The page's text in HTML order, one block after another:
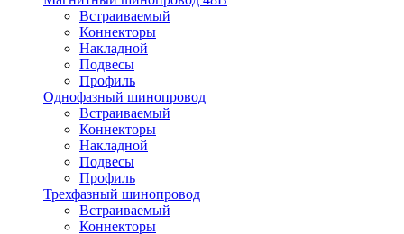
Встраиваемый
Коннекторы
Накладной
Подвесы
Профиль
Однофазный шинопровод
Встраиваемый
Коннекторы
Накладной
Подвесы
Профиль
Трехфазный шинопровод
Встраиваемый
Коннекторы